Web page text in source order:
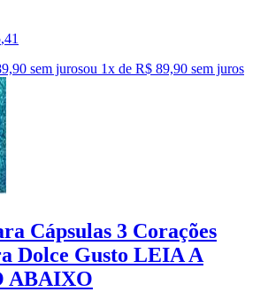
,41
sem jurosou 1x de R$ 89,90 sem juros
Cápsulas 3 Corações
Dolce Gusto LEIA A
ABAIXO